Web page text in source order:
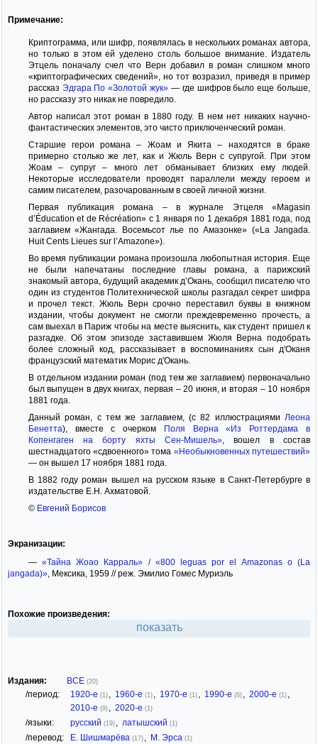
Примечание:
Криптограмма, или шифр, появлялась в нескольких романах автора,
но только в этом ей уделено столь большое внимание. Издатель
Этцель поначалу счел что Верн добавил в роман слишком много
«криптографических сведений», но тот возразил, приведя в пример
рассказ Эдгара По «Золотой жук» — где шифров было еще больше,
но рассказу это никак не повредило.
Автор написал этот роман в 1880 году. В нем нет никаких научно-
фантастических элементов, это чисто приключенческий роман.
Старшие герои романа – Жоам и Якита – находятся в браке
примерно столько же лет, как и Жюль Верн с супругой. При этом
Жоам – супруг – много лет обманывает близких ему людей.
Некоторые исследователи проводят параллели между героем и
самим писателем, разочарованным в своей личной жизни.
Первая публикация романа – в журнале Этцеля «Magasin
d’Éducation et de Récréation» с 1 января по 1 декабря 1881 года, под
заглавием «Жангада. Восемьсот лье по Амазонке» («La Jangada.
Huit Cents Lieues sur l’Amazone»).
Во время публикации романа произошла любопытная история. Еще
не были напечатаны последние главы романа, а парижский
знакомый автора, будущий академик д’Окань, сообщил писателю что
один из студентов Политехнической школы разгадал секрет шифра
и прочел текст. Жюль Верн срочно переставил буквы в книжном
издании, чтобы документ не смогли преждевременно прочесть, а
сам выехал в Париж чтобы на месте выяснить, как студент пришел к
разгадке. Об этом эпизоде заставившем Жюля Верна подобрать
более сложный код, рассказывает в воспоминаниях сын д'Оканя
французский математик Морис д'Окань.
В отдельном издании роман (под тем же заглавием) первоначально
был выпущен в двух книгах, первая – 20 июня, и вторая – 10 ноября
1881 года.
Данный роман, с тем же заглавием, (с 82 иллюстрациями Леона
Бенетта), вместе с очерком Поля Верна
«Из Роттердама в
Копенгаген на борту яхты Сен-Мишель» , вошел в состав
шестнадцатого «сдвоенного» тома «Необыкновенных путешествий»
— он вышел 17 ноября 1881 года.
В 1882 году роман вышел на русском языке в Санкт-Петербурге в
издательстве Е.Н. Ахматовой.
© Евгений Борисов
Экранизации:
— «Тайна Жоао Карраль» / «800 leguas por el Amazonas o (La
jangada)» , Мексика, 1959 // реж. Эмилио Гомес Муриэль
Похожие произведения:
показать
Издания: ВСЕ (20)
/период: 1920-е (1) , 1960-е (1) , 1970-е (1) , 1990-е (6) , 2000-е (1) ,
2010-е (9) , 2020-е (1)
/языки: русский (19) , латышский (1)
/перевод: Е. Шишмарёва (17) , М. Эрса (1)